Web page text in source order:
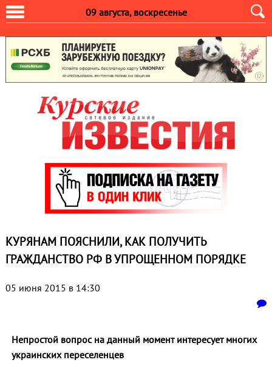
09 августа, воскресенье
КУРЯНАМ ПОЯСНИЛИ, КАК ПОЛУЧИТЬ
ГРАЖДАНСТВО РФ В УПРОЩЕННОМ ПОРЯДКЕ
05 июня 2015 в 14:30
Непростой вопрос на данный момент интересует многих
украинских переселенцев